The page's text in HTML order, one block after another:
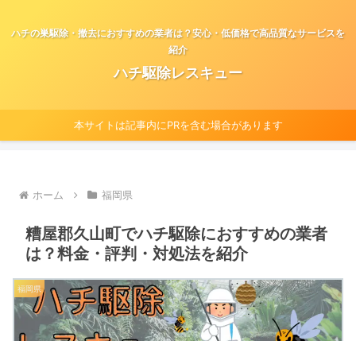
ハチの巣駆除・撤去におすすめの業者は？安心・低価格で高品質なサービスを
紹介
ハチ駆除レスキュー
本サイトは記事内にPRを含む場合があります
ホーム 福岡県
糟屋郡久山町でハチ駆除におすすめの業者
は？料金・評判・対処法を紹介
福岡県